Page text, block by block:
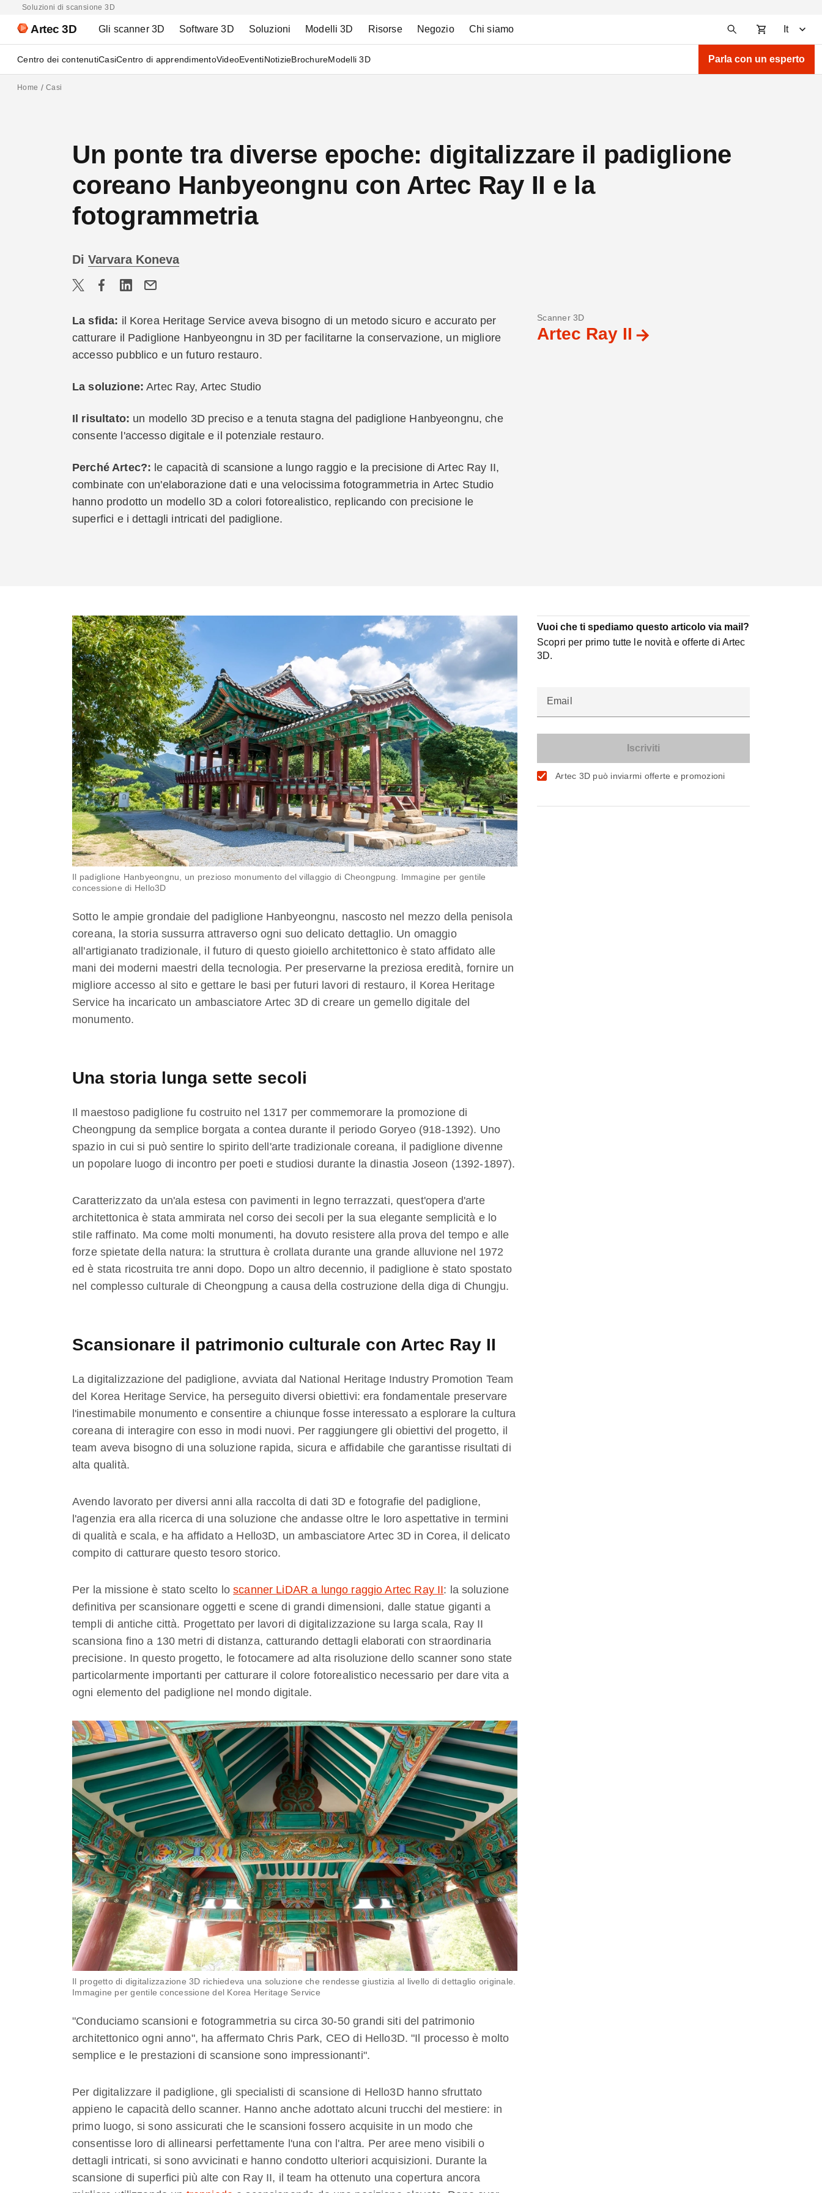
Soluzioni di scansione 3D
Artec 3D Gli scanner 3D Software 3D Soluzioni Modelli 3D Risorse Negozio Chi siamo It
Centro dei contenutiCasiCentro di apprendimentoVideoEventiNotizieBrochureModelli 3D Parla con un esperto
Home Casi
Un ponte tra diverse epoche: digitalizzare il padiglione
coreano Hanbyeongnu con Artec Ray II e la
fotogrammetria
Di Varvara Koneva
Scanner 3D
Artec Ray II
La sfida: il Korea Heritage Service aveva bisogno di un metodo sicuro e accurato per
catturare il Padiglione Hanbyeongnu in 3D per facilitarne la conservazione, un migliore
accesso pubblico e un futuro restauro.
La soluzione: Artec Ray, Artec Studio
Il risultato: un modello 3D preciso e a tenuta stagna del padiglione Hanbyeongnu, che
consente l'accesso digitale e il potenziale restauro.
Perché Artec?: le capacità di scansione a lungo raggio e la precisione di Artec Ray II,
combinate con un'elaborazione dati e una velocissima fotogrammetria in Artec Studio
hanno prodotto un modello 3D a colori fotorealistico, replicando con precisione le
superfici e i dettagli intricati del padiglione.
Il padiglione Hanbyeongnu, un prezioso monumento del villaggio di Cheongpung. Immagine per gentile
concessione di Hello3D
Sotto le ampie grondaie del padiglione Hanbyeongnu, nascosto nel mezzo della penisola
coreana, la storia sussurra attraverso ogni suo delicato dettaglio. Un omaggio
all'artigianato tradizionale, il futuro di questo gioiello architettonico è stato affidato alle
mani dei moderni maestri della tecnologia. Per preservarne la preziosa eredità, fornire un
migliore accesso al sito e gettare le basi per futuri lavori di restauro, il Korea Heritage
Service ha incaricato un ambasciatore Artec 3D di creare un gemello digitale del
monumento.
Una storia lunga sette secoli
Il maestoso padiglione fu costruito nel 1317 per commemorare la promozione di
Cheongpung da semplice borgata a contea durante il periodo Goryeo (918-1392). Uno
spazio in cui si può sentire lo spirito dell'arte tradizionale coreana, il padiglione divenne
un popolare luogo di incontro per poeti e studiosi durante la dinastia Joseon (1392-1897).
Caratterizzato da un'ala estesa con pavimenti in legno terrazzati, quest'opera d'arte
architettonica è stata ammirata nel corso dei secoli per la sua elegante semplicità e lo
stile raffinato. Ma come molti monumenti, ha dovuto resistere alla prova del tempo e alle
forze spietate della natura: la struttura è crollata durante una grande alluvione nel 1972
ed è stata ricostruita tre anni dopo. Dopo un altro decennio, il padiglione è stato spostato
nel complesso culturale di Cheongpung a causa della costruzione della diga di Chungju.
Scansionare il patrimonio culturale con Artec Ray II
La digitalizzazione del padiglione, avviata dal National Heritage Industry Promotion Team
del Korea Heritage Service, ha perseguito diversi obiettivi: era fondamentale preservare
l'inestimabile monumento e consentire a chiunque fosse interessato a esplorare la cultura
coreana di interagire con esso in modi nuovi. Per raggiungere gli obiettivi del progetto, il
team aveva bisogno di una soluzione rapida, sicura e affidabile che garantisse risultati di
alta qualità.
Avendo lavorato per diversi anni alla raccolta di dati 3D e fotografie del padiglione,
l'agenzia era alla ricerca di una soluzione che andasse oltre le loro aspettative in termini
di qualità e scala, e ha affidato a Hello3D, un ambasciatore Artec 3D in Corea, il delicato
compito di catturare questo tesoro storico.
Per la missione è stato scelto loscanner LiDAR a lungo raggio Artec Ray II: la soluzione
definitiva per scansionare oggetti e scene di grandi dimensioni, dalle statue giganti a
templi di antiche città. Progettato per lavori di digitalizzazione su larga scala, Ray II
scansiona fino a 130 metri di distanza, catturando dettagli elaborati con straordinaria
precisione. In questo progetto, le fotocamere ad alta risoluzione dello scanner sono state
particolarmente importanti per catturare il colore fotorealistico necessario per dare vita a
ogni elemento del padiglione nel mondo digitale.
Il progetto di digitalizzazione 3D richiedeva una soluzione che rendesse giustizia al livello di dettaglio originale.
Immagine per gentile concessione del Korea Heritage Service
"Conduciamo scansioni e fotogrammetria su circa 30-50 grandi siti del patrimonio
architettonico ogni anno", ha affermato Chris Park, CEO di Hello3D. "Il processo è molto
semplice e le prestazioni di scansione sono impressionanti".
Per digitalizzare il padiglione, gli specialisti di scansione di Hello3D hanno sfruttato
appieno le capacità dello scanner. Hanno anche adottato alcuni trucchi del mestiere: in
primo luogo, si sono assicurati che le scansioni fossero acquisite in un modo che
consentisse loro di allinearsi perfettamente l'una con l'altra. Per aree meno visibili o
dettagli intricati, si sono avvicinati e hanno condotto ulteriori acquisizioni. Durante la
scansione di superfici più alte con Ray II, il team ha ottenuto una copertura ancora
Vuoi che ti spediamo questo articolo via mail?
Scopri per primo tutte le novità e offerte di Artec
3D.
Email
Artec 3D può inviarmi offerte e promozioni